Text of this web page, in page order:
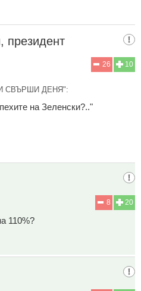
президент
10
26
СВЪРШИ ДЕНЯ":
на Зеленски?.."
20
8
110%?